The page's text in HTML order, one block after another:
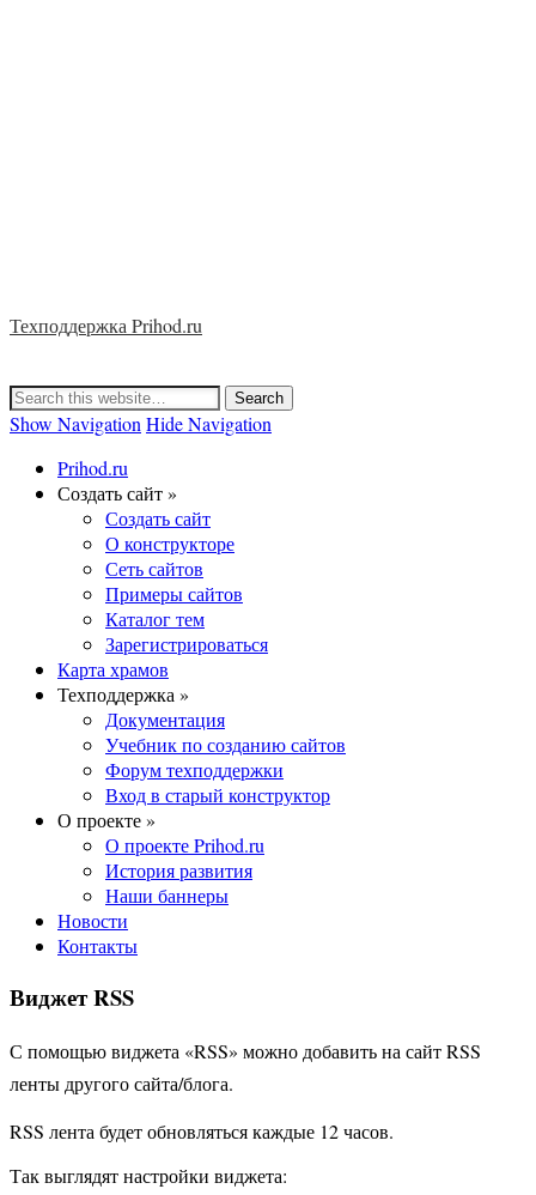
Техподдержка Prihod.ru
Show Navigation Hide Navigation
Prihod.ru
Создать сайт »
Создать сайт
О конструкторе
Сеть сайтов
Примеры сайтов
Каталог тем
Зарегистрироваться
Карта храмов
Техподдержка »
Документация
Учебник по созданию сайтов
Форум техподдержки
Вход в старый конструктор
О проекте »
О проекте Prihod.ru
История развития
Наши баннеры
Новости
Контакты
Виджет RSS
С помощью виджета «RSS» можно добавить на сайт RSS
ленты другого сайта/блога.
RSS лента будет обновляться каждые 12 часов.
Так выглядят настройки виджета: